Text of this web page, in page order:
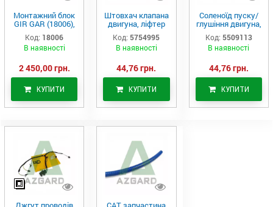
Монтажний блок
GIR GAR (18006),
Аналог
Код: 18006
В наявності
2 450,00 грн.
КУПИТИ
Штовхач клапана
двигуна, ліфтер
(575-4995)
Код: 5754995
В наявності
44,76 грн.
КУПИТИ
Соленоїд пуску/
глушіння двигуна,
актуатор (550-
9113)
Код: 5509113
В наявності
44,76 грн.
КУПИТИ